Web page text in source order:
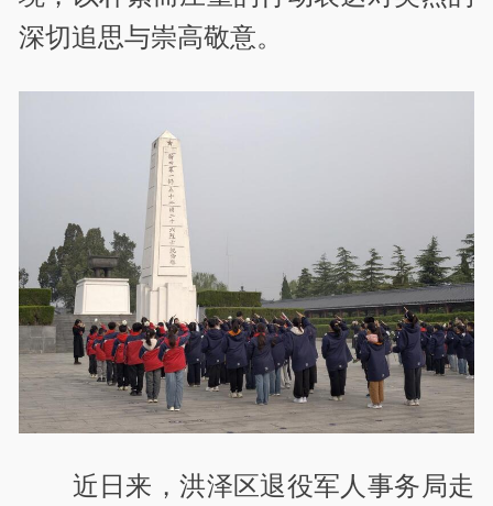
深切追思与崇高敬意。
近日来，洪泽区退役军人事务局走